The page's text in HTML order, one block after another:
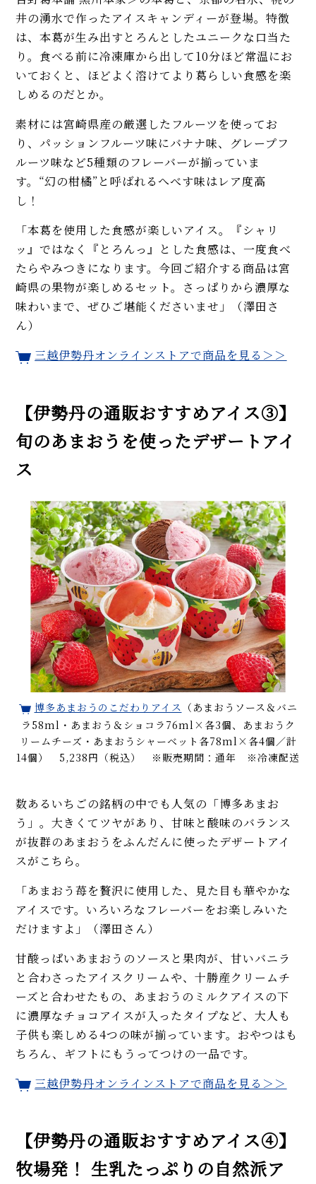
井の湧水で作ったアイスキャンディーが登場。特徴
は、本葛が生み出すとろんとしたユニークな口当た
り。食べる前に冷凍庫から出して10分ほど常温にお
いておくと、ほどよく溶けてより葛らしい食感を楽
しめるのだとか。
素材には宮崎県産の厳選したフルーツを使ってお
り、パッションフルーツ味にバナナ味、グレープフ
ルーツ味など5種類のフレーバーが揃っていま
す。“幻の柑橘”と呼ばれるへべす味はレア度高
し！
「本葛を使用した食感が楽しいアイス。『シャリ
ッ』ではなく『とろんっ』とした食感は、一度食べ
たらやみつきになります。今回ご紹介する商品は宮
崎県の果物が楽しめるセット。さっぱりから濃厚な
味わいまで、ぜひご堪能くださいませ」（澤田さ
ん）
三越伊勢丹オンラインストアで商品を見る＞＞
【伊勢丹の通販おすすめアイス③】
旬のあまおうを使ったデザートアイ
ス
博多あまおうのこだわりアイス （あまおうソース＆バニ
ラ58ml・あまおう＆ショコラ76ml×各3個、あまおうク
リームチーズ・あまおうシャーベット各78ml×各4個／計
14個） 5,238円（税込） ※販売期間：通年 ※冷凍配送
数あるいちごの銘柄の中でも人気の「博多あまお
う」。大きくてツヤがあり、甘味と酸味のバランス
が抜群のあまおうをふんだんに使ったデザートアイ
スがこちら。
「あまおう苺を贅沢に使用した、見た目も華やかな
アイスです。いろいろなフレーバーをお楽しみいた
だけますよ」（澤田さん）
甘酸っぱいあまおうのソースと果肉が、甘いバニラ
と合わさったアイスクリームや、十勝産クリームチ
ーズと合わせたもの、あまおうのミルクアイスの下
に濃厚なチョコアイスが入ったタイプなど、大人も
子供も楽しめる4つの味が揃っています。おやつはも
ちろん、ギフトにもうってつけの一品です。
三越伊勢丹オンラインストアで商品を見る＞＞
【伊勢丹の通販おすすめアイス④】
牧場発！ 生乳たっぷりの自然派ア